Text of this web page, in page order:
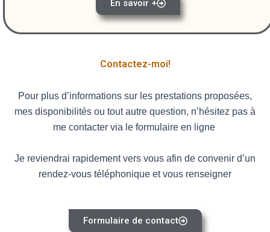
En savoir +
Contactez-moi!
Pour plus d’informations sur les prestations proposées,
mes disponibilités ou tout autre question, n’hésitez pas à
me contacter via le formulaire en ligne
Je reviendrai rapidement vers vous afin de convenir d’un
rendez-vous téléphonique et vous renseigner
Formulaire de contact